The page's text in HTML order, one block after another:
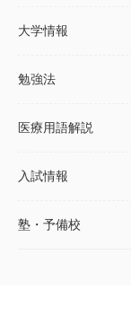
大学情報
勉強法
医療用語解説
入試情報
塾・予備校